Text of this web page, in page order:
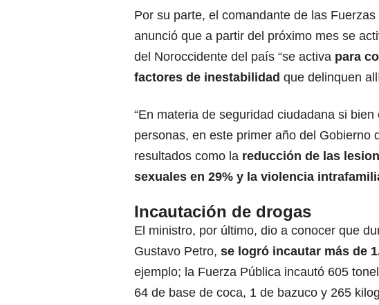
Por su parte, el comandante de las
anunció que a partir del próximo mes se
del Noroccidente del país “se activa para
factores de inestabilidad que delinquen
“En materia de seguridad ciudadana si
personas, en este primer año del Gobierno
resultados como la reducción de las
sexuales en 29% y la violencia
Incautación de drogas
El ministro, por último, dio a conocer que
Gustavo Petro, se logró incautar más de
ejemplo; la Fuerza Pública incautó 605
64 de base de coca, 1 de bazuco y 265